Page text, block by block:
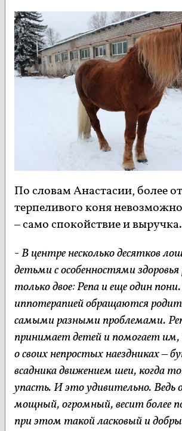
По словам Анастасии, более
терпеливого коня
– само спокойствие и выручка.
-В центре несколько десятков
детьми с особенностями
только двое: Репа и еще один
иппотерапией обращаются
самыми разными проблемами.
принимает детей и помогает
о своих непростых наездниках –
всадника движением шеи, когда
упасть. И это удивительно. Ведь
мощный, огромный, весит более
при этом такой ласковый и